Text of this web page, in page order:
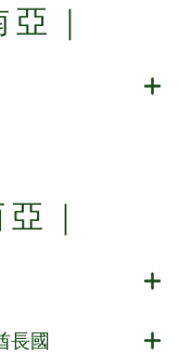
亞 ｜
｜
長國